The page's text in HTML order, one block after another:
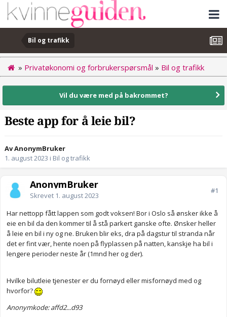
Bil og trafikk
» Privatøkonomi og forbrukerspørsmål » Bil og trafikk
Vil du være med på bakrommet?
Beste app for å leie bil?
Av AnonymBruker
1. august 2023 i Bil og trafikk
AnonymBruker
Skrevet 1. august 2023
#1
Har nettopp fått lappen som godt voksen! Bor i Oslo så ønsker ikke å
eie en bil da den kommer til å stå parkert ganske ofte. Ønsker heller
å leie en bil i ny og ne. Bruken blir eks, dra på dagstur til stranda når
det er fint vær, hente noen på flyplassen på natten, kanskje ha bil i
lengere perioder neste år (1mnd her og der).
Hvilke bilutleie tjenester er du fornøyd eller misfornøyd med og
hvorfor?
Anonymkode: affd2...d93